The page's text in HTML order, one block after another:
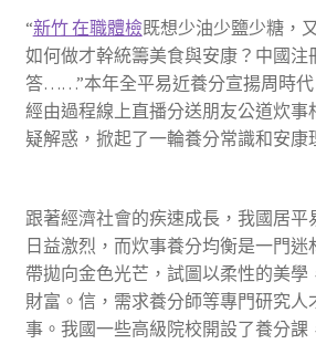
“新竹 在職體檢既想少油少鹽少糖，
如何做才幹統籌美食與安康？中國注
答……”本年全平易近養分宣揚周時
經由過程線上直播分送朋友公道炊事
疑解惑，掀起了一輪養分常識和安康
跟著經濟社會的疾速成長，我國居平
日益激烈，而炊事養分均衡是一門
帶拋向金色光芒，試圖以柔性的美學
財富。信，需求養分師等專門研究人
事。我國一些高級院校開設了養分課